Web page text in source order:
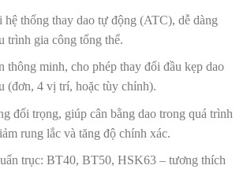
thống thay dao tự động (ATC), dễ dàng
trình gia công tổng thể.
thông minh, cho phép thay đổi đầu kẹp dao
(đơn, 4 vị trí, hoặc tùy chỉnh).
đối trọng, giúp cân bằng dao trong quá trình
rung lắc và tăng độ chính xác.
trục: BT40, BT50, HSK63 – tương thích